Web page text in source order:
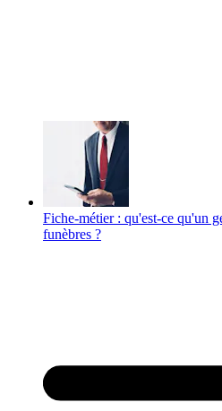
Fiche-métier : qu'est-ce qu'un
funèbres ?